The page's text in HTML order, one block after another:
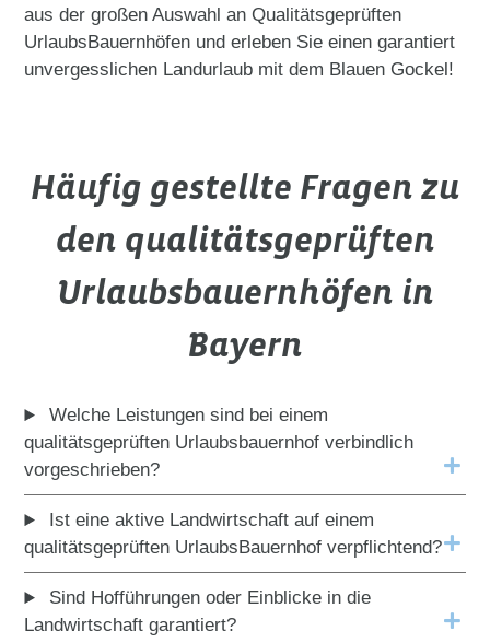
aus der großen Auswahl an Qualitätsgeprüften
UrlaubsBauernhöfen und erleben Sie einen garantiert
unvergesslichen Landurlaub mit dem Blauen Gockel!
Häufig gestellte Fragen zu
den qualitätsgeprüften
Urlaubsbauernhöfen in
Bayern
Welche Leistungen sind bei einem
qualitätsgeprüften Urlaubsbauernhof verbindlich
vorgeschrieben?
Ist eine aktive Landwirtschaft auf einem
qualitätsgeprüften UrlaubsBauernhof verpflichtend?
Sind Hofführungen oder Einblicke in die
Landwirtschaft garantiert?